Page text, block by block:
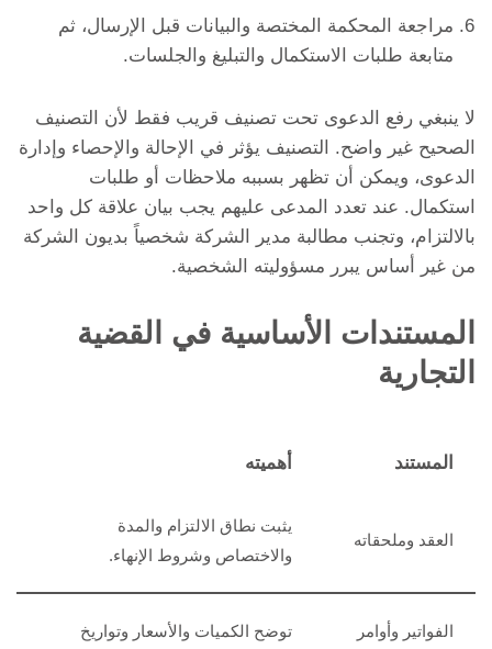
مراجعة المحكمة المختصة والبيانات قبل الإرسال، ثم
متابعة طلبات الاستكمال والتبليغ والجلسات.
لا ينبغي رفع الدعوى تحت تصنيف قريب فقط لأن التصنيف
الصحيح غير واضح. التصنيف يؤثر في الإحالة والإحصاء وإدارة
الدعوى، ويمكن أن تظهر بسببه ملاحظات أو طلبات
استكمال. عند تعدد المدعى عليهم يجب بيان علاقة كل واحد
بالالتزام، وتجنب مطالبة مدير الشركة شخصياً بديون الشركة
من غير أساس يبرر مسؤوليته الشخصية.
المستندات الأساسية في القضية
التجارية
المستند أهميته
العقد وملحقاته
يثبت نطاق الالتزام والمدة
والاختصاص وشروط الإنهاء.
الفواتير وأوامر
توضح الكميات والأسعار وتواريخ